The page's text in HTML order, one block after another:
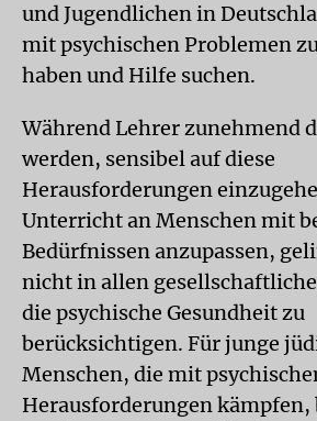
und Jugendlichen in
mit psychischen Problemen
haben und Hilfe suchen.
Während Lehrer zunehmend
werden, sensibel auf diese
Herausforderungen
Unterricht an Menschen mit
Bedürfnissen anzupassen,
nicht in allen
die psychische Gesundheit zu
berücksichtigen. Für junge
Menschen, die mit
Herausforderungen kämpfen,